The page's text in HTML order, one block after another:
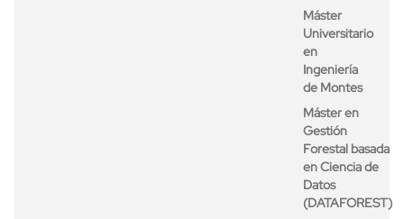
Máster
Universitario
en
Ingeniería
de Montes
Máster en
Gestión
Forestal basada
en Ciencia de
Datos
(DATAFOREST)